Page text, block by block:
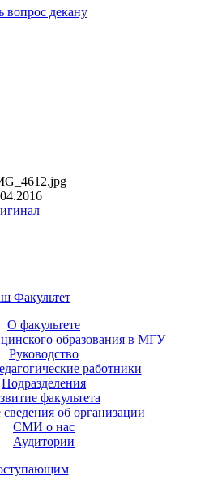
вопрос декану
Факультет
О факультете
образования в МГУ
Руководство
работники
Подразделения
факультета
об организации
СМИ о нас
Аудитории